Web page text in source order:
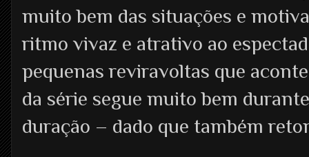
muito bem das situações e
ritmo vivaz e atrativo ao
pequenas reviravoltas que
da série segue muito bem
duração – dado que também